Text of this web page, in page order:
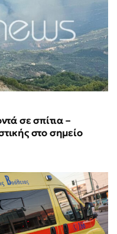
σε σπίτια –
στο σημείο